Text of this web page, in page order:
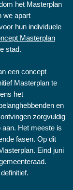
het Masterplan
we apart
hun individuele
Masterplan
stad.
een concept
Masterplan te
het
en
zorgvuldig
aan. Het meeste is
fasen. Op dit
Eind juni